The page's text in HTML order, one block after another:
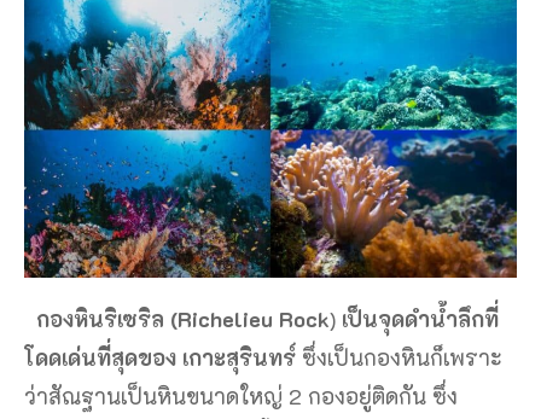
กองหินริเซริล (Richelieu Rock) เป็นจุดดำน้ำลึกที่
โดดเด่นที่สุดของ เกาะสุรินทร์ ซึ่งเป็นกองหินก็เพราะ
ว่าสัณฐานเป็นหินขนาดใหญ่ 2 กองอยู่ติดกัน ซึ่ง